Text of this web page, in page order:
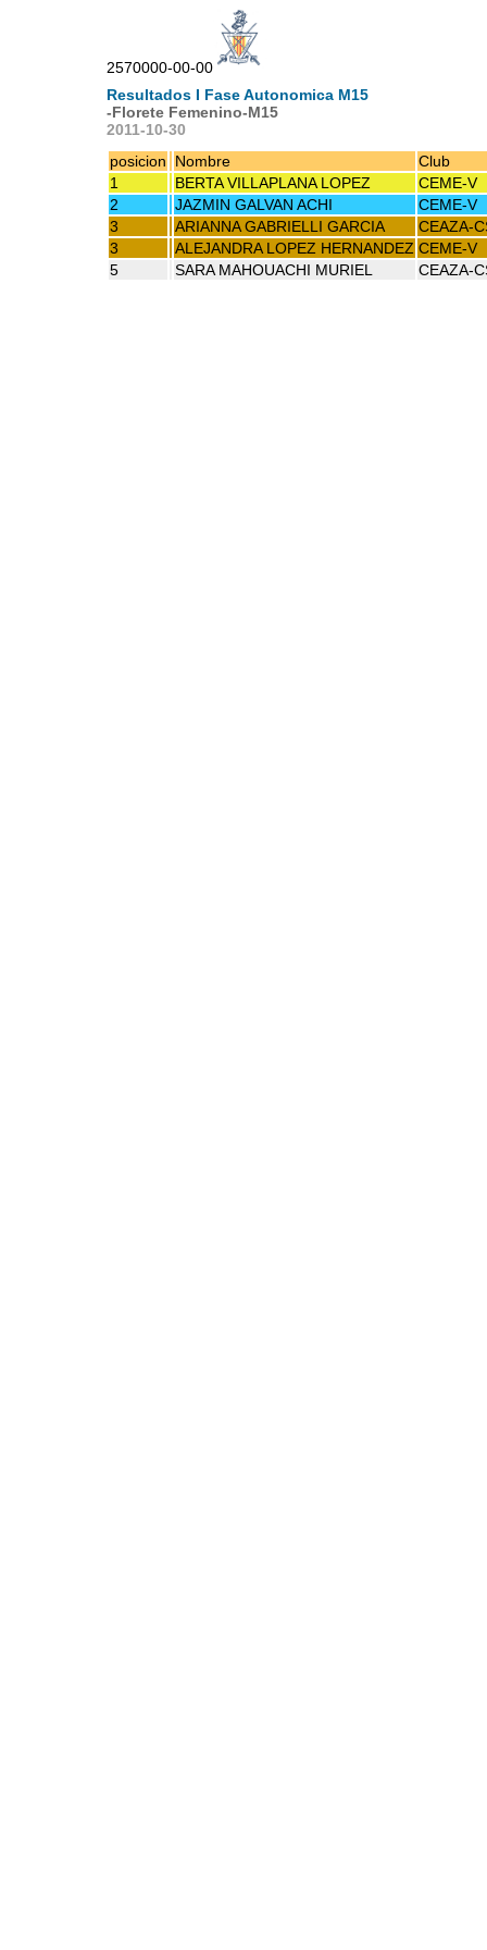
2570000-00-00
Resultados I Fase Autonomica M15
-Florete Femenino-M15
2011-10-30
posicion
Nombre
Club
1
BERTA VILLAPLANA LOPEZ
CEME-V
2
JAZMIN GALVAN ACHI
CEME-V
3
ARIANNA GABRIELLI GARCIA
CEAZA-
3
ALEJANDRA LOPEZ HERNANDEZ CEME-V
5
SARA MAHOUACHI MURIEL CEAZA-